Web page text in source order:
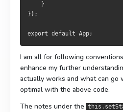
    }
});
export default App;
I am all for following
enhance my further
actually works and what can go
optimal with the above code.
The notes under the